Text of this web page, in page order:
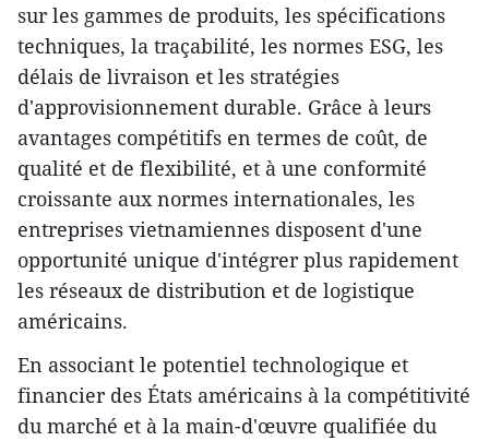
sur les gammes de produits, les spécifications
techniques, la traçabilité, les normes ESG, les
délais de livraison et les stratégies
d'approvisionnement durable. Grâce à leurs
avantages compétitifs en termes de coût, de
qualité et de flexibilité, et à une conformité
croissante aux normes internationales, les
entreprises vietnamiennes disposent d'une
opportunité unique d'intégrer plus rapidement
les réseaux de distribution et de logistique
américains.
En associant le potentiel technologique et
financier des États américains à la compétitivité
du marché et à la main-d'œuvre qualifiée du